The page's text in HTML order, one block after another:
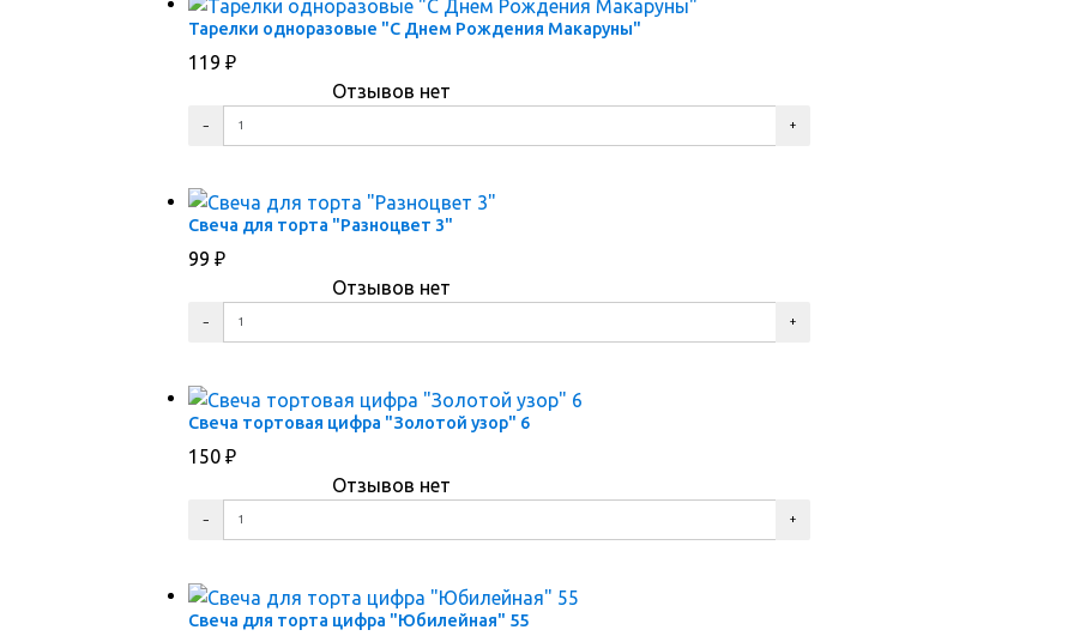
Тарелки одноразовые "С Днем Рождения Макаруны"
119 ₽
Отзывов нет
Свеча для торта "Разноцвет 3"
99 ₽
Отзывов нет
Свеча тортовая цифра "Золотой узор" 6
150 ₽
Отзывов нет
Свеча для торта цифра "Юбилейная" 55